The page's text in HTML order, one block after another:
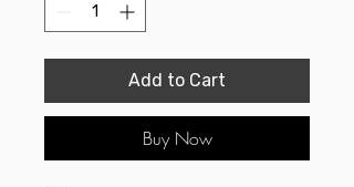
Add to Cart
Buy Now